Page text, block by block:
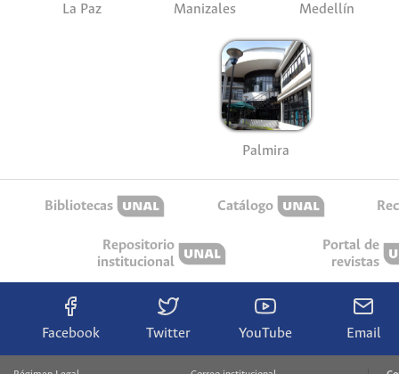
La Paz Manizales Medellín
Palmira
Bibliotecas Catálogo
Repositorio
institucional
Portal de
revistas
Facebook Twitter YouTube Email